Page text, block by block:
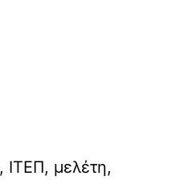
, ΙΤΕΠ, μελέτη,